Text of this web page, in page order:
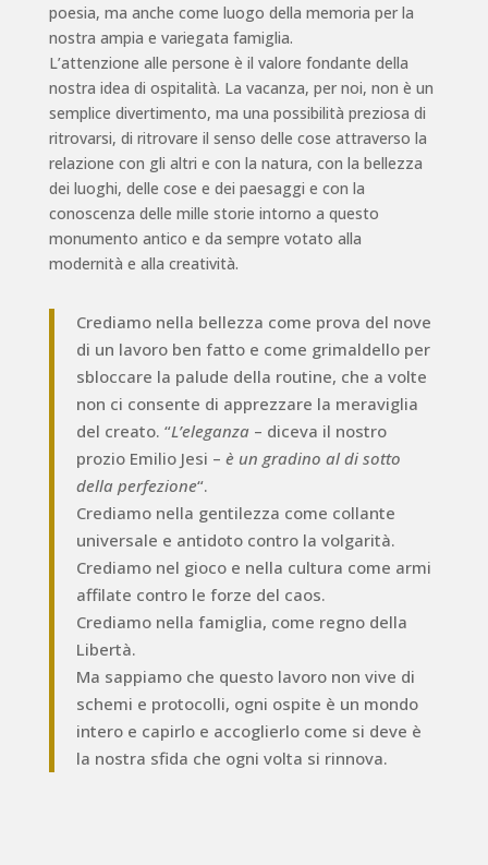
poesia, ma anche come luogo della memoria per la
nostra ampia e variegata famiglia.
L’attenzione alle persone è il valore fondante della
nostra idea di ospitalità. La vacanza, per noi, non è un
semplice divertimento, ma una possibilità preziosa di
ritrovarsi, di ritrovare il senso delle cose attraverso la
relazione con gli altri e con la natura, con la bellezza
dei luoghi, delle cose e dei paesaggi e con la
conoscenza delle mille storie intorno a questo
monumento antico e da sempre votato alla
modernità e alla creatività.
Crediamo nella bellezza come prova del nove
di un lavoro ben fatto e come grimaldello per
sbloccare la palude della routine, che a volte
non ci consente di apprezzare la meraviglia
del creato. “L’eleganza– diceva il nostro
prozio Emilio Jesi – è un gradino al di sotto
della perfezione“.
Crediamo nella gentilezza come collante
universale e antidoto contro la volgarità.
Crediamo nel gioco e nella cultura come armi
affilate contro le forze del caos.
Crediamo nella famiglia, come regno della
Libertà.
Ma sappiamo che questo lavoro non vive di
schemi e protocolli, ogni ospite è un mondo
intero e capirlo e accoglierlo come si deve è
la nostra sfida che ogni volta si rinnova.